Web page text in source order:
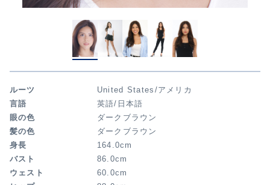
ルーツ
United States/アメリカ
言語
英語/日本語
眼の色
ダークブラウン
髪の色
ダークブラウン
身長
164.0cm
バスト
86.0cm
ウェスト
60.0cm